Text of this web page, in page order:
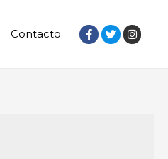
Contacto